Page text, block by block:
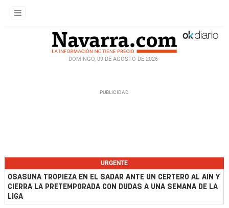
DOMINGO, 09 DE AGOSTO DE 2026
URGENTE
OSASUNA TROPIEZA EN EL SADAR ANTE UN CERTERO AL AIN Y
CIERRA LA PRETEMPORADA CON DUDAS A UNA SEMANA DE LA
LIGA